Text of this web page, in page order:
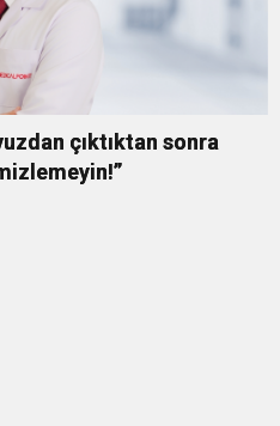
çıktıktan sonra